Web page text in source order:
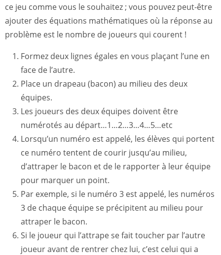
ce jeu comme vous le souhaitez ; vous pouvez peut-être
ajouter des équations mathématiques où la réponse au
problème est le nombre de joueurs qui courent !
Formez deux lignes égales en vous plaçant l’une en
face de l’autre.
Place un drapeau (bacon) au milieu des deux
équipes.
Les joueurs des deux équipes doivent être
numérotés au départ…1…2…3…4…5…etc
Lorsqu’un numéro est appelé, les élèves qui portent
ce numéro tentent de courir jusqu’au milieu,
d’attraper le bacon et de le rapporter à leur équipe
pour marquer un point.
Par exemple, si le numéro 3 est appelé, les numéros
3 de chaque équipe se précipitent au milieu pour
attraper le bacon.
Si le joueur qui l’attrape se fait toucher par l’autre
joueur avant de rentrer chez lui, c’est celui qui a